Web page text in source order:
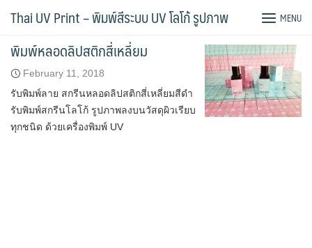
Thai UV Print – พิมพ์สีระบบ UV โลโก้ รูปภาพ MENU
Tag:หลอดลิปสติก
พิมพ์หลอดลิปสติกสี่เหลี่ยม
February 11, 2018
รับพิมพ์ลาย สกรีนหลอดลิปสติกสี่เหลี่ยมสีดำ
รับพิมพ์สกรีนโลโก้ รูปภาพลงบนวัสดุผิวเรียบ
ทุกชนิด ด้วยเครื่องพิมพ์ UV